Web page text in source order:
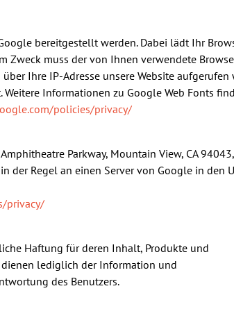
bereitgestellt werden. Dabei lädt Ihr
Zweck muss der von Ihnen verwendete
Ihre IP-Adresse unsere Website aufgerufen
Informationen zu Google Web Fonts
policies/privacy/
Parkway, Mountain View, CA 94043,
der Regel an einen Server von Google in den
privacy/
Haftung für deren Inhalt, Produkte und
lediglich der Information und
des Benutzers.